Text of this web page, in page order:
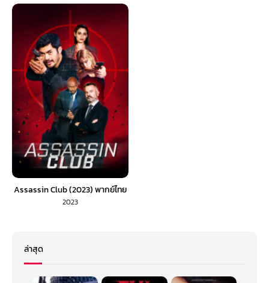
Assassin Club (2023) พากย์ไทย
2023
ล่าสุด